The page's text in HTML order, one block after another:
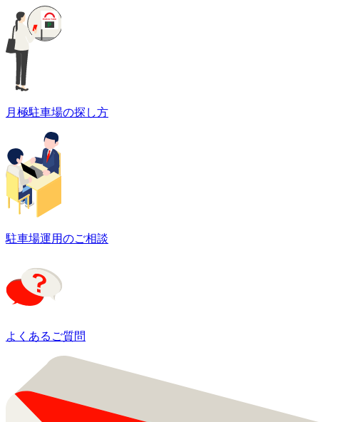
月極駐車場の探し方
駐車場運用のご相談
よくあるご質問